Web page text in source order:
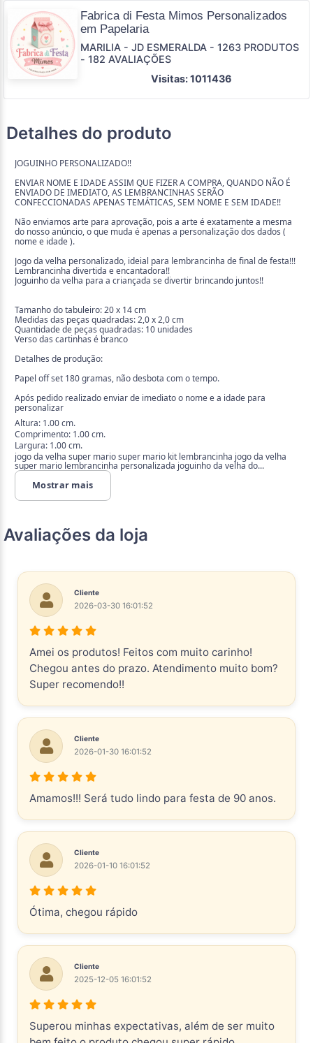
Fabrica di Festa Mimos Personalizados
em Papelaria
MARILIA - JD ESMERALDA - 1263 PRODUTOS
- 182 AVALIAÇÕES
Visitas: 1011436
Detalhes do produto
JOGUINHO PERSONALIZADO!!
ENVIAR NOME E IDADE ASSIM QUE FIZER A COMPRA, QUANDO NÃO É
ENVIADO DE IMEDIATO, AS LEMBRANCINHAS SERÃO
CONFECCIONADAS APENAS TEMÁTICAS, SEM NOME E SEM IDADE!!
Não enviamos arte para aprovação, pois a arte é exatamente a mesma
do nosso anúncio, o que muda é apenas a personalização dos dados (
nome e idade ).
Jogo da velha personalizado, ideial para lembrancinha de final de festa!!!
Lembrancinha divertida e encantadora!!
Joguinho da velha para a criançada se divertir brincando juntos!!
Tamanho do tabuleiro: 20 x 14 cm
Medidas das peças quadradas: 2,0 x 2,0 cm
Quantidade de peças quadradas: 10 unidades
Verso das cartinhas é branco
Detalhes de produção:
Papel off set 180 gramas, não desbota com o tempo.
Após pedido realizado enviar de imediato o nome e a idade para
personalizar
Altura: 1.00 cm.
Comprimento: 1.00 cm.
Largura: 1.00 cm.
jogo da velha super mario super mario kit lembrancinha jogo da velha
super mario lembrancinha personalizada joguinho da velha do...
Mostrar mais
Avaliações da loja
Cliente
2026-03-30 16:01:52
Amei os produtos! Feitos com muito carinho!
Chegou antes do prazo. Atendimento muito bom?
Super recomendo!!
Cliente
2026-01-30 16:01:52
Amamos!!! Será tudo lindo para festa de 90 anos.
Cliente
2026-01-10 16:01:52
Ótima, chegou rápido
Cliente
2025-12-05 16:01:52
Superou minhas expectativas, além de ser muito